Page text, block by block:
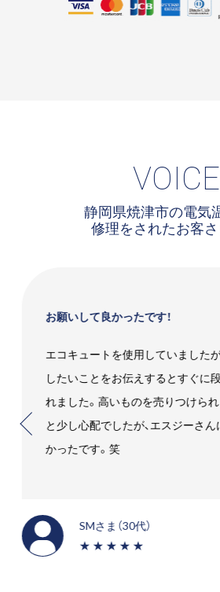
VOICE
静岡県焼津市の電気
修理をされたお客
電話したその日にきてくれた！
タンクの所から水漏れがあり、か
ですぐにこちらへ連絡させていた
話したその日に来てくださり、状
管の交換をしてくれたのですごく
★★★★★